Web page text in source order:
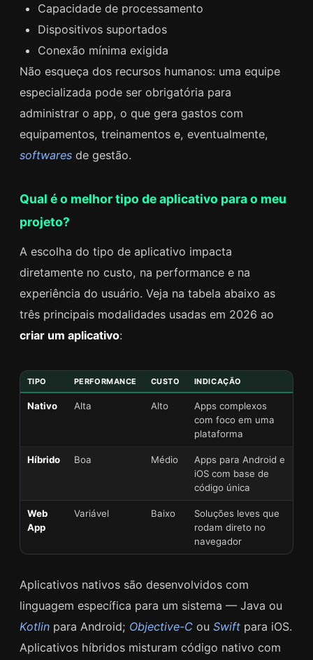
Capacidade de processamento
Dispositivos suportados
Conexão mínima exigida
Não esqueça dos recursos humanos: uma equipe
especializada pode ser obrigatória para
administrar o app, o que gera gastos com
equipamentos, treinamentos e, eventualmente,
softwares de gestão.
Qual é o melhor tipo de aplicativo para o meu
projeto?
A escolha do tipo de aplicativo impacta
diretamente no custo, na performance e na
experiência do usuário. Veja na tabela abaixo as
três principais modalidades usadas em 2026 ao
criar um aplicativo:
TIPO PERFORMANCE CUSTO INDICAÇÃO
Nativo Alta Alto
Apps complexos
com foco em uma
plataforma
Híbrido Boa Médio
Apps para Android e
iOS com base de
código única
Web
App
Variável Baixo
Soluções leves que
rodam direto no
navegador
Aplicativos nativos são desenvolvidos com
linguagem específica para um sistema — Java ou
Kotlin para Android; Objective-C ou Swift para iOS.
Aplicativos híbridos misturam código nativo com